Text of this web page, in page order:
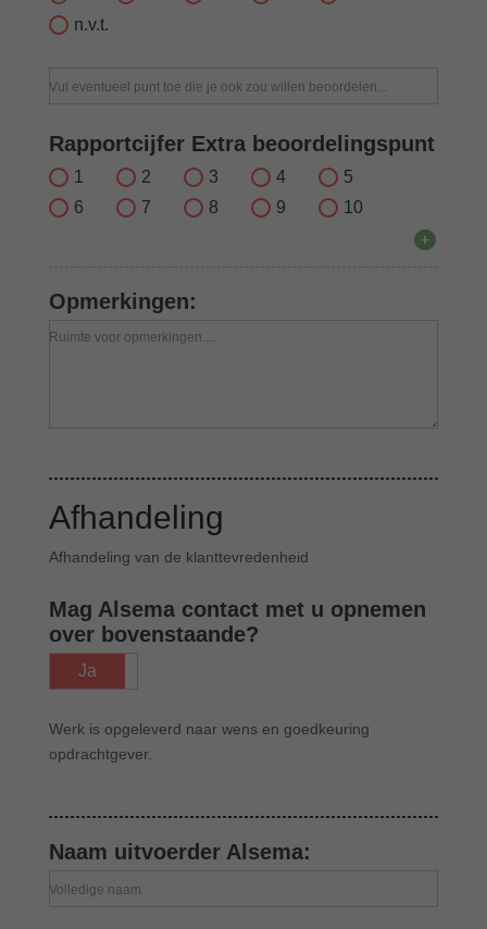
n.v.t.
Vul eventueel punt toe die je ook zou willen beoordelen...
Rapportcijfer Extra beoordelingspunt
1 2 3 4
5
6
7 8 9 10
Opmerkingen:
Ruimte voor opmerkingen....
Afhandeling
Afhandeling van de klanttevredenheid
Mag Alsema contact met u opnemen
over bovenstaande?
Ja
Werk is opgeleverd naar wens en goedkeuring
opdrachtgever.
Naam uitvoerder Alsema:
Volledige naam